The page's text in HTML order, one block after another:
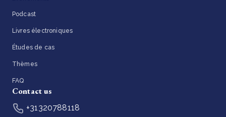
Podcast
Livres électroniques
Études de cas
Thèmes
FAQ
Contact us
+31320788118